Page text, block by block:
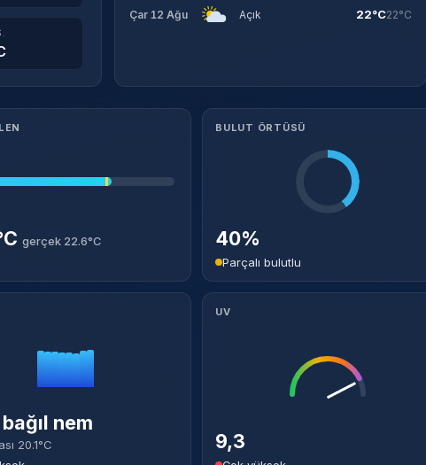
Çar 12 Ağu Açık 22°C22°C
gerçek 22.6°C
BULUT ÖRTÜSÜ
40%
Parçalı bulutlu
nem
20.1°C
UV
9,3